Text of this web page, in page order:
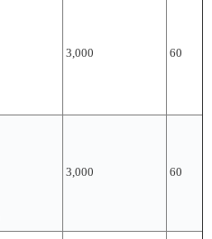
3,000 60
3,000 60